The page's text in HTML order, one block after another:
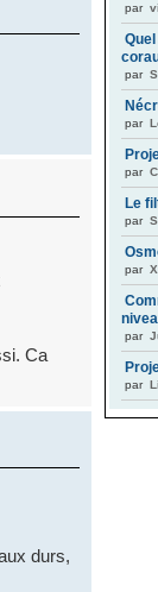
Ca
durs,
par
par
par
par
Le
par
par
par
par